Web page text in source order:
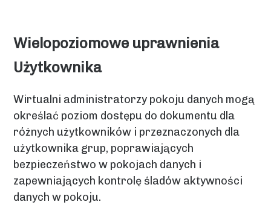
Wielopoziomowe uprawnienia
Użytkownika
Wirtualni administratorzy pokoju danych mogą
określać poziom dostępu do dokumentu dla
różnych użytkowników i przeznaczonych dla
użytkownika grup, poprawiających
bezpieczeństwo w pokojach danych i
zapewniających kontrolę śladów aktywności
danych w pokoju.